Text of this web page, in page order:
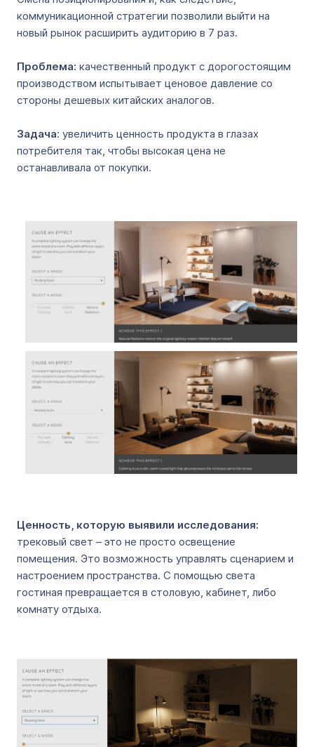
коммуникационной стратегии позволили выйти на
новый рынок расширить аудиторию в 7 раз.
Проблема: качественный продукт с дорогостоящим
производством испытывает ценовое давление со
стороны дешевых китайских аналогов.
Задача: увеличить ценность продукта в глазах
потребителя так, чтобы высокая цена не
останавливала от покупки.
Ценность, которую выявили исследования:
трековый свет – это не просто освещение
помещения. Это возможность управлять сценарием и
настроением пространства. С помощью света
гостиная превращается в столовую, кабинет, либо
комнату отдыха.